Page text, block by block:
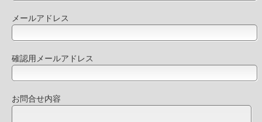
メールアドレス
確認用メールアドレス
お問合せ内容